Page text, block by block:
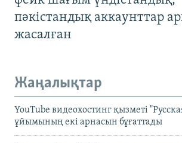
пәкістандық аккаунттар
жасалған
Жаңалықтар
YouTube видеохостинг қызметі
ұйымының екі арнасын бұғаттады